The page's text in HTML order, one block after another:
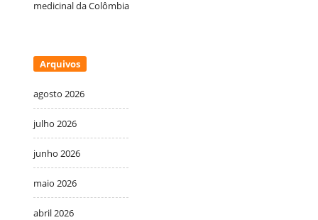
medicinal da Colômbia
Arquivos
agosto 2026
julho 2026
junho 2026
maio 2026
abril 2026